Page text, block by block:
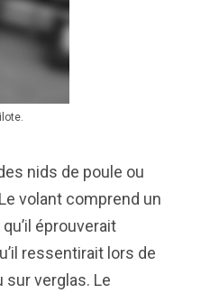
nids de poule ou
volant comprend un
éprouverait
ressentirait lors de
sur verglas. Le